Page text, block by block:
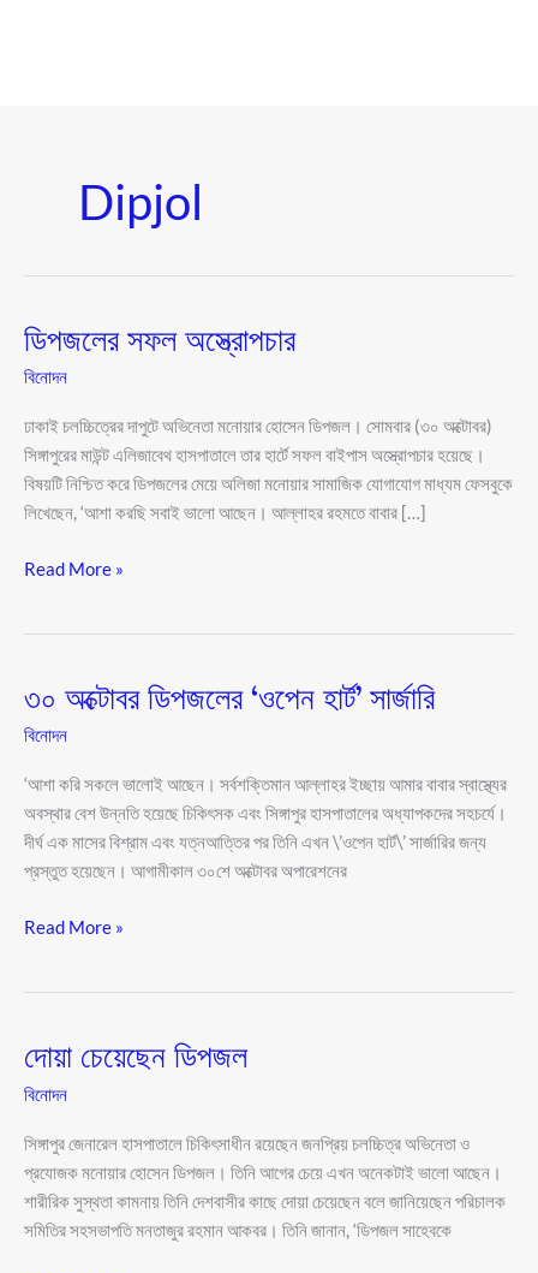
Dipjol
ডিপজলের সফল অস্ত্রোপচার
বিনোদন
ঢাকাই চলচ্চিত্রের দাপুটে অভিনেতা মনোয়ার হোসেন ডিপজল। সোমবার (৩০ অক্টোবর)
সিঙ্গাপুরের মাউন্ট এলিজাবেথ হাসপাতালে তার হার্টে সফল বাইপাস অস্ত্রোপচার হয়েছে।
বিষয়টি নিশ্চিত করে ডিপজলের মেয়ে অলিজা মনোয়ার সামাজিক যোগাযোগ মাধ্যম ফেসবুকে
লিখেছেন, ‘আশা করছি সবাই ভালো আছেন। আল্লাহর রহমতে বাবার […]
ডিপজলের
Read More »
৩০ অক্টোবর ডিপজলের ‘ওপেন হার্ট’ সার্জারি
বিনোদন
‘আশা করি সকলে ভালোই আছেন। সর্বশক্তিমান আল্লাহর ইচ্ছায় আমার বাবার স্বাস্থ্যের
অবস্থার বেশ উন্নতি হয়েছে চিকিৎসক এবং সিঙ্গাপুর হাসপাতালের অধ্যাপকদের সহচর্যে।
দীর্ঘ এক মাসের বিশ্রাম এবং যত্নআত্তির পর তিনি এখন \’ওপেন হার্ট\’ সার্জারির জন্য
প্রস্তুত হয়েছেন। আগামীকাল ৩০শে অক্টোবর অপারেশনের
৩০
‘ওপেন
হার্ট’
সার্জারি
Read More »
দোয়া চেয়েছেন ডিপজল
বিনোদন
সিঙ্গাপুর জেনারেল হাসপাতালে চিকিৎসাধীন রয়েছেন জনপ্রিয় চলচ্চিত্র অভিনেতা ও
প্রযোজক মনোয়ার হোসেন ডিপজল। তিনি আগের চেয়ে এখন অনেকটাই ভালো আছেন।
শারীরিক সুস্থতা কামনায় তিনি দেশবাসীর কাছে দোয়া চেয়েছেন বলে জানিয়েছেন পরিচালক
সমিতির সহসভাপতি মনতাজুর রহমান আকবর। তিনি জানান, ‌‘ডিপজল সাহেবকে
দোয়া